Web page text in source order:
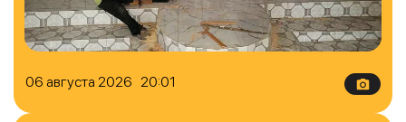
06 августа 2026 20:01